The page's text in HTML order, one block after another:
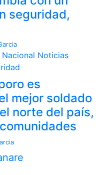
seguridad,
Noticias
es
mejor soldado
norte del país,